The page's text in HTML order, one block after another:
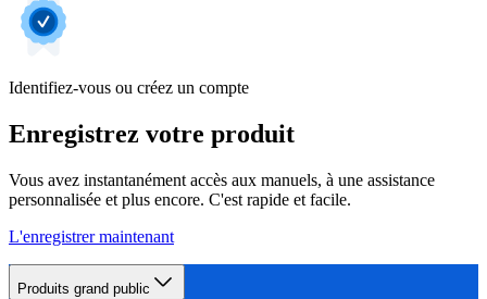
Identifiez-vous ou créez un compte
Enregistrez votre produit
Vous avez instantanément accès aux manuels, à une assistance
personnalisée et plus encore. C'est rapide et facile.
L'enregistrer maintenant
Produits grand public